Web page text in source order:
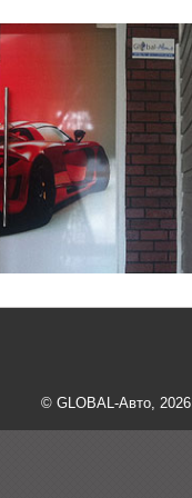
© GLOBAL-Авто, 2026